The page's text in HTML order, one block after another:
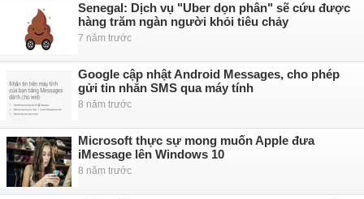
Senegal: Dịch vụ "Uber dọn phân" sẽ cứu được
hàng trăm ngàn người khỏi tiêu chảy
7 năm trước
Google cập nhật Android Messages, cho phép
gửi tin nhắn SMS qua máy tính
8 năm trước
Microsoft thực sự mong muốn Apple đưa
iMessage lên Windows 10
8 năm trước